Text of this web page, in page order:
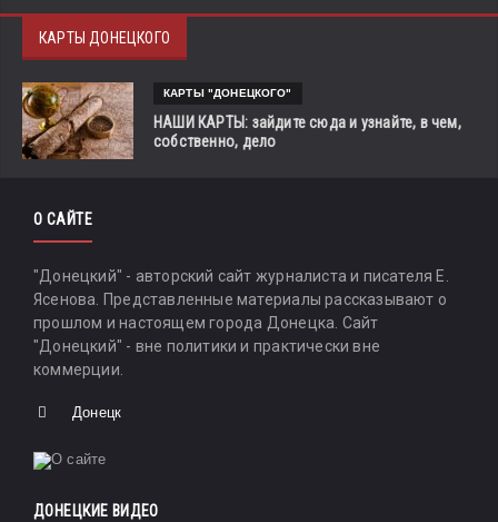
КАРТЫ ДОНЕЦКОГО
КАРТЫ "ДОНЕЦКОГО"
НАШИ КАРТЫ: зайдите сюда и узнайте, в чем,
собственно, дело
О САЙТЕ
"Донецкий" - авторский сайт журналиста и писателя Е.
Ясенова. Представленные материалы рассказывают о
прошлом и настоящем города Донецка. Сайт
"Донецкий" - вне политики и практически вне
коммерции.
Донецк
ДОНЕЦКИЕ ВИДЕО